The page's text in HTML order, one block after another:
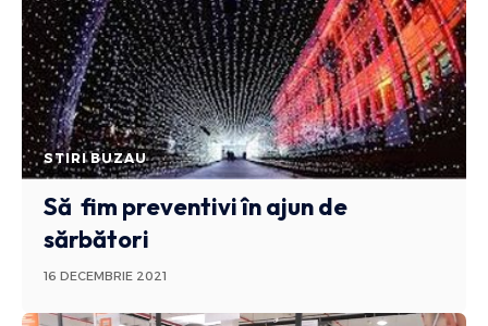
STIRI BUZAU
Să fim preventivi în ajun de
sărbători
16 DECEMBRIE 2021